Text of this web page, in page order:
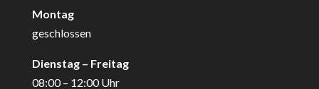
Montag
geschlossen
Dienstag – Freitag
08:00 – 12:00 Uhr